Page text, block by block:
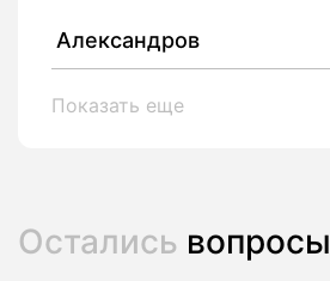
Александров
Показать еще
Остались вопросы